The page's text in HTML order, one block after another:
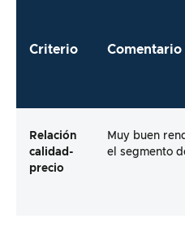
Criterio Comentario
Relación
calidad-
precio
Muy buen
el segmento